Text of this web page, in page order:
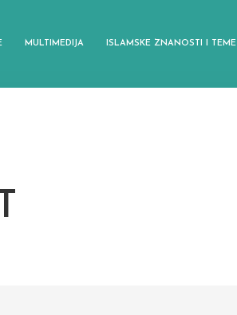
MULTIMEDIJA ISLAMSKE ZNANOSTI I TEME